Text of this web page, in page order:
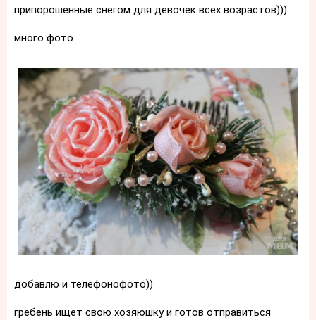
припорошенные снегом для девочек всех возрастов)))
много фото
добавлю и телефонофото))
гребень ищет свою хозяюшку и готов отправиться